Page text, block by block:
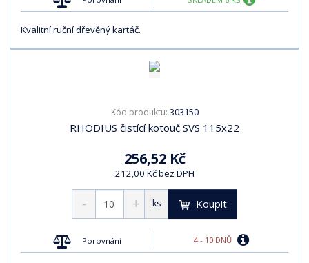
Kvalitní ruční dřevěný kartáč.
Kód produktu: 303150
RHODIUS čistící kotouč SVS 115x22
256,52 Kč
212,00 Kč bez DPH
ks Koupit
Porovnání 4 - 10 DNŮ